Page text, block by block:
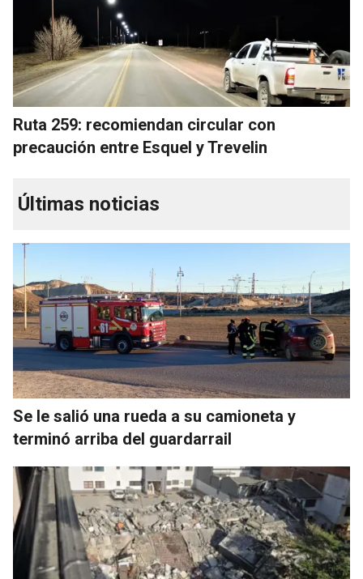
Ruta 259: recomiendan circular con
precaución entre Esquel y Trevelin
Últimas noticias
Se le salió una rueda a su camioneta y
terminó arriba del guardarrail